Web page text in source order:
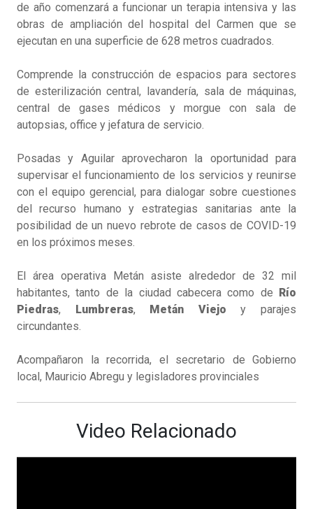
de año comenzará a funcionar un terapia intensiva y las
obras de ampliación del hospital del Carmen que se
ejecutan en una superficie de 628 metros cuadrados.
Comprende la construcción de espacios para sectores
de esterilización central, lavandería, sala de máquinas,
central de gases médicos y morgue con sala de
autopsias, office y jefatura de servicio.
Posadas y Aguilar aprovecharon la oportunidad para
supervisar el funcionamiento de los servicios y reunirse
con el equipo gerencial, para dialogar sobre cuestiones
del recurso humano y estrategias sanitarias ante la
posibilidad de un nuevo rebrote de casos de COVID-19
en los próximos meses.
El área operativa Metán asiste alrededor de 32 mil
habitantes, tanto de la ciudad cabecera como de
Río
Piedras, Lumbreras, Metán Viejo y parajes
circundantes.
Acompañaron la recorrida, el secretario de Gobierno
local, Mauricio Abregu y legisladores provinciales
Video Relacionado